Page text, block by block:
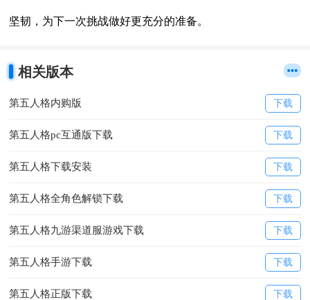
坚韧，为下一次挑战做好更充分的准备。
相关版本
第五人格内购版 下载
第五人格pc互通版下载 下载
第五人格下载安装 下载
第五人格全角色解锁下载 下载
第五人格九游渠道服游戏下载 下载
第五人格手游下载 下载
第五人格正版下载 下载